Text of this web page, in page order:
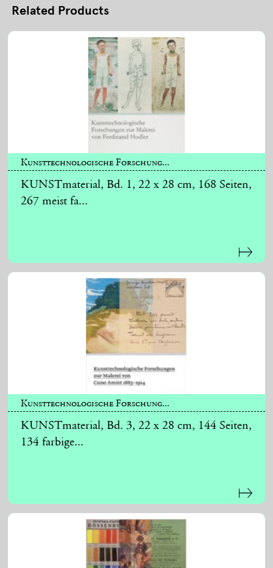
Related Products
Kunsttechnologische Forschung...
KUNSTmaterial, Bd. 1, 22 x 28 cm, 168 Seiten,
267 meist fa...
Kunsttechnologische Forschung...
KUNSTmaterial, Bd. 3, 22 x 28 cm, 144 Seiten,
134 farbige...